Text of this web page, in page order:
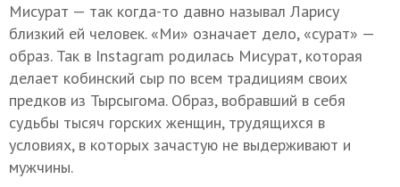
Мисурат — так когда-то давно называл Ларису
близкий ей человек. «Ми» означает дело, «сурат» —
образ. Так в Instagram родилась Мисурат, которая
делает кобинский сыр по всем традициям своих
предков из Тырсыгома. Образ, вобравший в себя
судьбы тысяч горских женщин, трудящихся в
условиях, в которых зачастую не выдерживают и
мужчины.